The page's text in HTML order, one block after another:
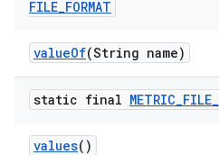
FILE_FORMAT
valueOf(String name)
static final METRIC_FILE_
values()